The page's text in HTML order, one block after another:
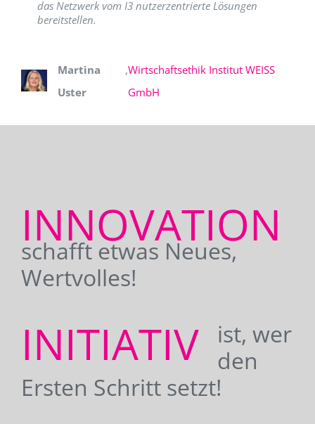
das Netzwerk vom I3 nutzerzentrierte Lösungen
bereitstellen.
Martina
Uster
,Wirtschaftsethik Institut WEISS
GmbH
INNOVATION
schafft etwas Neues,
Wertvolles!
INITIATIV
ist, wer
den
Ersten Schritt setzt!